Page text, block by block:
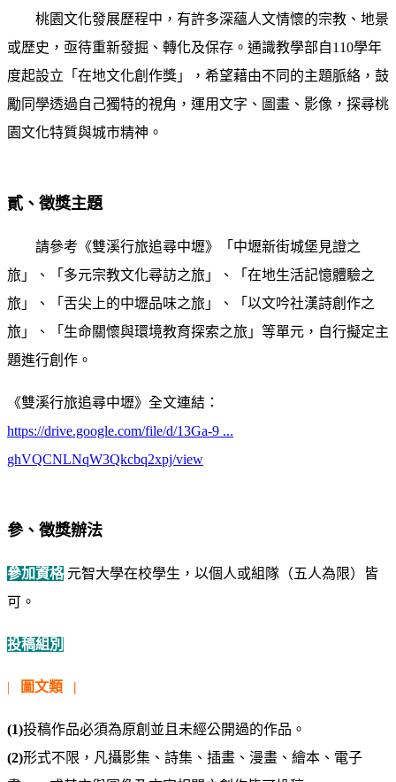
桃園文化發展歷程中，有許多深蘊人文情懷的宗教、地景
或歷史，亟待重新發掘、轉化及保存。通識教學部自110學年
度起設立「在地文化創作獎」，希望藉由不同的主題脈絡，鼓
勵同學透過自己獨特的視角，運用文字、圖畫、影像，探尋桃
園文化特質與城市精神。
貳、徵獎主題
請參考《雙溪行旅追尋中壢》「中壢新街城堡見證之
旅」、「多元宗教文化尋訪之旅」、「在地生活記憶體驗之
旅」、「舌尖上的中壢品味之旅」、「以文吟社漢詩創作之
旅」、「生命關懷與環境教育探索之旅」等單元，自行擬定主
題進行創作。
《雙溪行旅追尋中壢》全文連結：
https://drive.google.com/file/d/13Ga-9 ...
ghVQCNLNqW3Qkcbq2xpj/view
參、徵獎辦法
參加資格 元智大學在校學生，以個人或組隊（五人為限）皆
可。
投稿組別
| 圖文類 |
(1)投稿作品必須為原創並且未經公開過的作品。
(2)形式不限，凡攝影集、詩集、插畫、漫畫、繪本、電子